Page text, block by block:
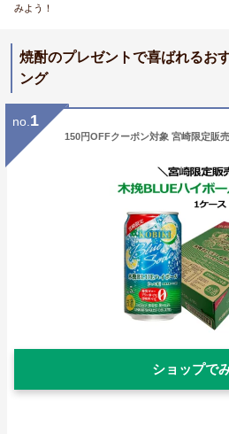
みよう！
焼酎のプレゼントで喜ばれるお
ング
no. 1
ショップで